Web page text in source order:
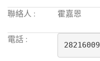
聯絡人 : 霍嘉恩
電話 :
28216009